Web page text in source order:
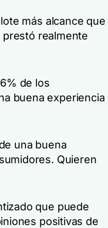
lote más alcance que
prestó realmente
de los
buena experiencia
una buena
Quieren
que puede
positivas de